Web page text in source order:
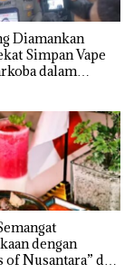
Diamankan
Simpan Vape
dalam
dengan
of Nusantara” di